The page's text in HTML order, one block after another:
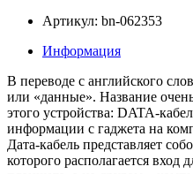
Артикул: bn-062353
Информация
В переводе с английского
или «данные». Название
этого устройства: DATA-
информации с гаджета на
Дата-кабель представляет
которого располагается вход